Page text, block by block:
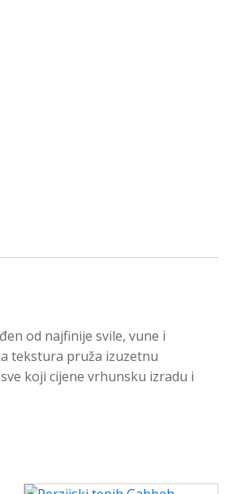
od najfinije svile, vune i
tekstura pruža izuzetnu
koji cijene vrhunsku izradu i